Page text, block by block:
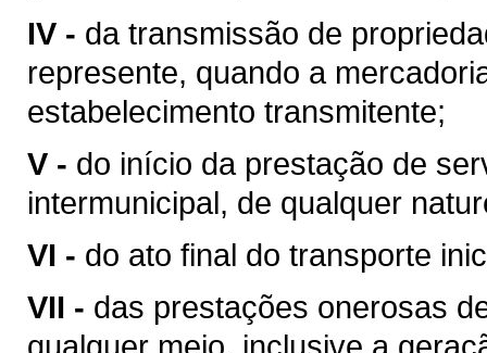
IV - da transmissão de
represente, quando a
estabelecimento transmitente;
V - do início da prestação de
intermunicipal, de qualquer
VI - do ato final do transporte
VII - das prestações onerosas
qualquer meio, inclusive a